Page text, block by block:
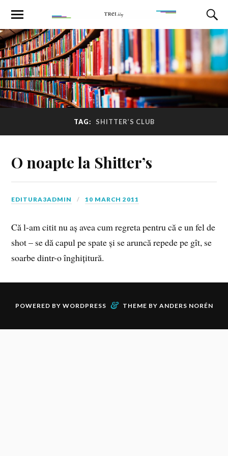
TAG: SHITTER’S CLUB
O noapte la Shitter’s
EDITURA3ADMIN 10 MARCH 2011
Că l-am citit nu aș avea cum regreta pentru că e un fel de
shot – se dă capul pe spate și se aruncă repede pe gît, se
soarbe dintr-o înghițitură.
POWERED BY WORDPRESS & THEME BY ANDERS NORÉN